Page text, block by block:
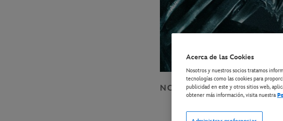
NOTICIAS DISNEY+
Acerca de las Cookies
Nosotros y nuestros socios tratamos
tecnologías como las cookies para
publicidad en este y otros sitios web,
obtener más información, visita nuestra